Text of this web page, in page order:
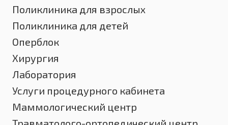
Поликлиника для взрослых
Поликлиника для детей
Оперблок
Хирургия
Лаборатория
Услуги процедурного кабинета
Маммологический центр